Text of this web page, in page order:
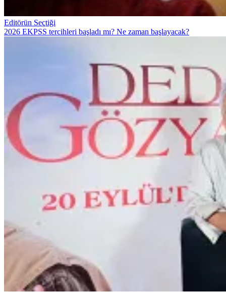
Editörün Seçtiği
2026 EKPSS tercihleri başladı mı? Ne zaman başlayacak?